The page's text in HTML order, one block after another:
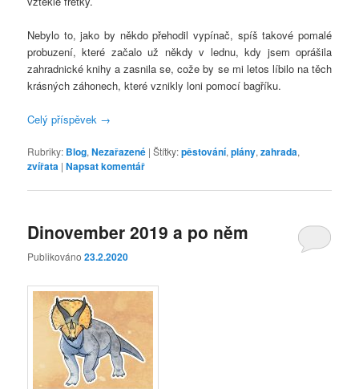
Nebylo to, jako by někdo přehodil vypínač, spíš takové pomalé
probuzení, které začalo už někdy v lednu, kdy jsem oprášila
zahradnické knihy a zasnila se, cože by se mi letos líbilo na těch
krásných záhonech, které vznikly loni pomocí bagříku.
Celý příspěvek →
Rubriky: Blog,Nezařazené |Štítky:pěstování,plány,zahrada,
zvířata |Napsat komentář
Dinovember 2019 a po něm
Publikováno23.2.2020